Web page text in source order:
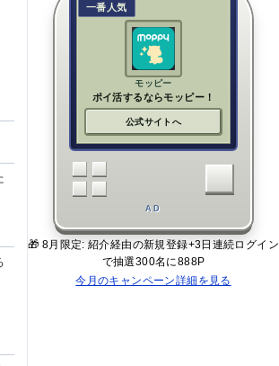
一番人気
モッピー
ポイ活するならモッピー！
公式サイトへ
AD
🎁 8月限定: 紹介経由の新規登録+3日連続ログイン
で抽選300名に888P
今月のキャンペーン詳細を見る